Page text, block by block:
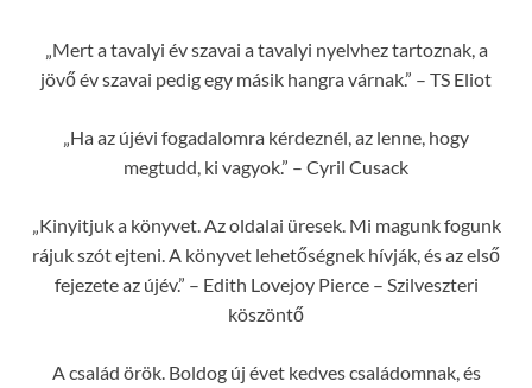
„Mert a tavalyi év szavai a tavalyi nyelvhez tartoznak, a
jövő év szavai pedig egy másik hangra várnak.” – TS Eliot
„Ha az újévi fogadalomra kérdeznél, az lenne, hogy
megtudd, ki vagyok.” – Cyril Cusack
„Kinyitjuk a könyvet. Az oldalai üresek. Mi magunk fogunk
rájuk szót ejteni. A könyvet lehetőségnek hívják, és az első
fejezete az újév.” – Edith Lovejoy Pierce – Szilveszteri
köszöntő
A család örök. Boldog új évet kedves családomnak, és